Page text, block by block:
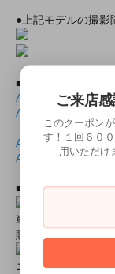
●上記モデルの撮影
■商品封入用画像■
AO3045修文女子
AO3045修文女子
AO3045修文女子
AO3045修文女子
■おすすめオプショ
単品カチューシャ
販売中）
ニーハイソックス
ご来店
このクーポン
す！１回６０
用いただけ